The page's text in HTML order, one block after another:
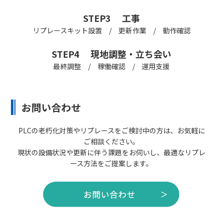
STEP3 工事
リプレースキット設置 / 更新作業 / 動作確認
STEP4 現地調整・立ち会い
最終調整 / 稼働確認 / 運用支援
お問い合わせ
PLCの老朽化対策やリプレースをご検討中の方は、お気軽に
ご相談ください。
現状の設備状況や更新に伴う課題をお伺いし、最適なリプレ
ース方法をご提案します。